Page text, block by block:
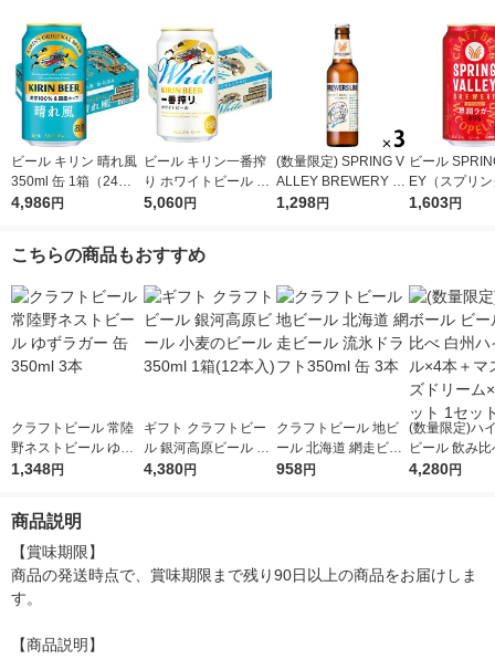
ビール キリン 晴れ風
350ml 缶 1箱（24
本） 缶ビール
4,986円
ビール キリン一番搾
り ホワイトビール 缶
350ml 1ケース(24本)
5,060円
(数量限定) SPRING V
ALLEY BREWERY B
REWERS LINE#1デ
1,298円
ビール
EY（スプリ
ー） 豊潤
1,603円
こちらの商品もおすすめ
クラフトビール 常陸
野ネストビール ゆず
ラガー 缶 350ml 3本
1,348円
ギフト クラフトビー
ル 銀河高原ビール 小
麦のビール 350ml 1箱
4,380円
クラフトビール 地ビ
ール 北海道 網走ビー
ル 流氷ドラフト350m
958円
(数量限定)ハ
ビール 飲み
ハイボール×4
4,280円
商品説明
【賞味期限】
商品の発送時点で、賞味期限まで残り90日以上の商品をお届けしま
す。
【商品説明】